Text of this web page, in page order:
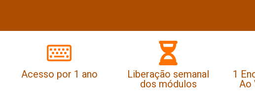
Acesso por 1 ano
Liberação semanal
dos módulos
1
Ao